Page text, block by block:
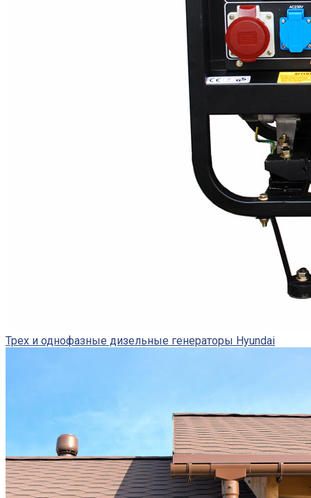
Трех и однофазные дизельные генераторы Hyundai